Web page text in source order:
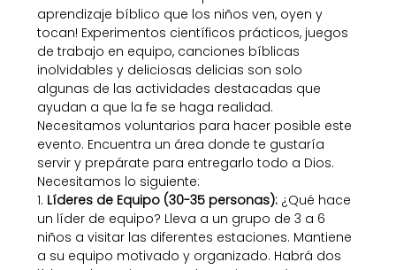
aprendizaje bíblico que los niños ven, oyen y
tocan! Experimentos científicos prácticos, juegos
de trabajo en equipo, canciones bíblicas
inolvidables y deliciosas delicias son solo
algunas de las actividades destacadas que
ayudan a que la fe se haga realidad.
Necesitamos voluntarios para hacer posible este
evento. Encuentra un área donde te gustaría
servir y prepárate para entregarlo todo a Dios.
Necesitamos lo siguiente:
1. Líderes de Equipo (30-35 personas): ¿Qué hace
un líder de equipo? Lleva a un grupo de 3 a 6
niños a visitar las diferentes estaciones. Mantiene
a su equipo motivado y organizado. Habrá dos